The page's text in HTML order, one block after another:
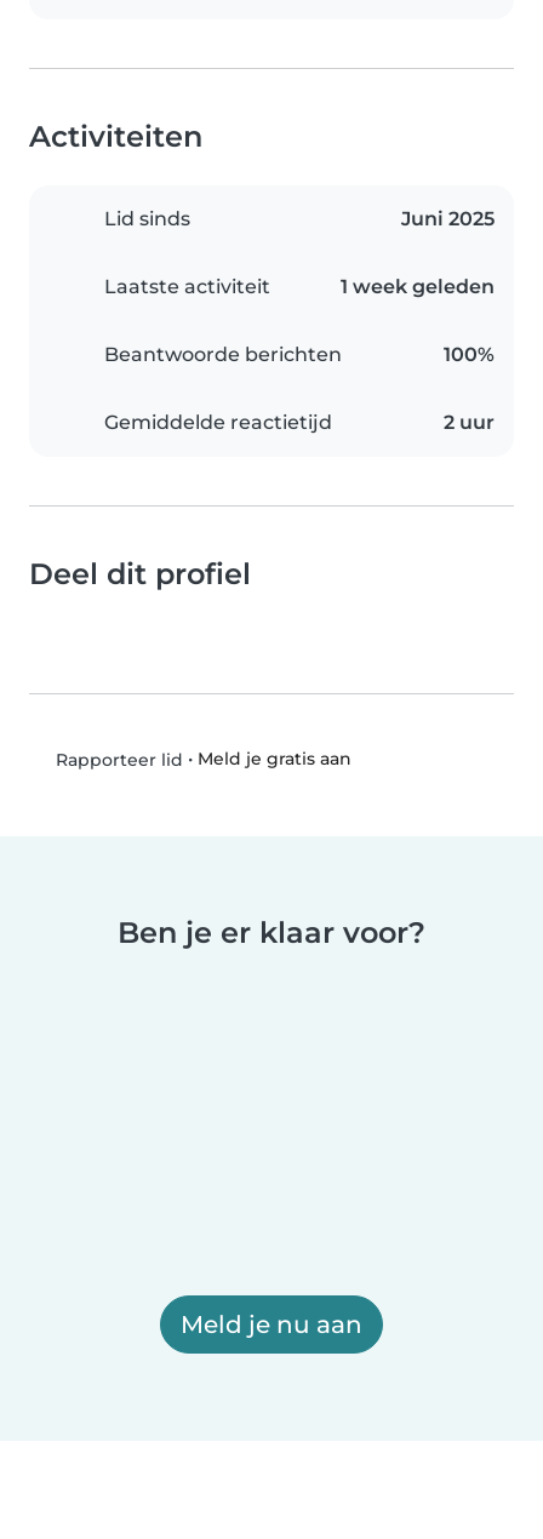
Activiteiten
Lid sinds Juni 2025
Laatste activiteit 1 week geleden
Beantwoorde berichten 100%
Gemiddelde reactietijd 2 uur
Deel dit profiel
Rapporteer lid • Meld je gratis aan
Ben je er klaar voor?
Meld je nu aan